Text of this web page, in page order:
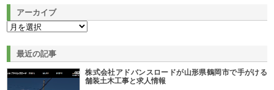
アーカイブ
最近の記事
株式会社アドバンスロードが山形県鶴岡市で手がける
舗装土木工事と求人情報